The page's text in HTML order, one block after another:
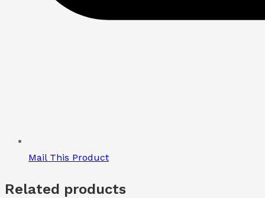
Mail This Product
Related products